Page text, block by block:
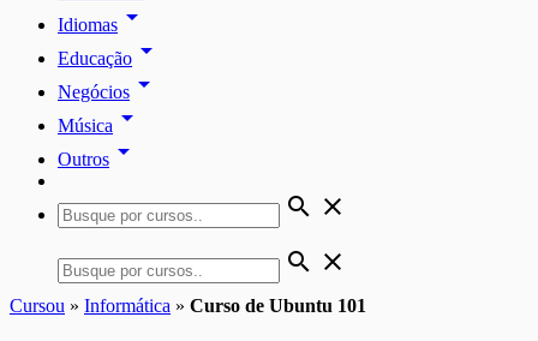
Idiomas arrow_drop_down
Educação arrow_drop_down
Negócios arrow_drop_down
Música arrow_drop_down
Outros arrow_drop_down
search close
search close
Cursou » Informática » Curso de Ubuntu 101